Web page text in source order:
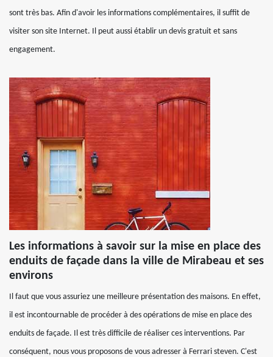
sont très bas. Afin d'avoir les informations complémentaires, il suffit de
visiter son site Internet. Il peut aussi établir un devis gratuit et sans
engagement.
Les informations à savoir sur la mise en place des
enduits de façade dans la ville de Mirabeau et ses
environs
Il faut que vous assuriez une meilleure présentation des maisons. En effet,
il est incontournable de procéder à des opérations de mise en place des
enduits de façade. Il est très difficile de réaliser ces interventions. Par
conséquent, nous vous proposons de vous adresser à Ferrari steven. C'est